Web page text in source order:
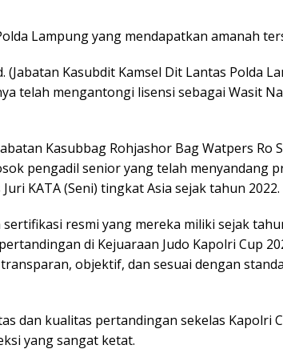
Lampung yang mendapatkan amanah
(Jabatan Kasubdit Kamsel Dit Lantas Polda
telah mengantongi lisensi sebagai Wasit
Kasubbag Rohjashor Bag Watpers Ro
pengadil senior yang telah menyandang
KATA (Seni) tingkat Asia sejak tahun 2022.
resmi yang mereka miliki sejak
di Kejuaraan Judo Kapolri Cup
objektif, dan sesuai dengan
dan kualitas pertandingan sekelas Kapolri
yang sangat ketat.